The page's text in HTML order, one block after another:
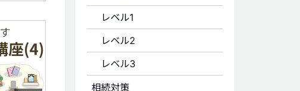
レベル1
レベル2
レベル3
相続対策